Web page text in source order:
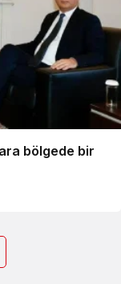
bölgede bir